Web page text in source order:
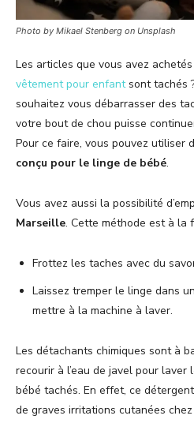
Photo by Mikael Stenberg on Unsplash
Les articles que vous avez
vêtement pour enfant sont tachés
souhaitez vous débarrasser des
votre bout de chou puisse
Pour ce faire, vous pouvez utiliser
conçu pour le linge de bébé.
Vous avez aussi la possibilité
Marseille. Cette méthode est à la
Frottez les taches avec du
Laissez tremper le linge dans
mettre à la machine à laver.
Les détachants chimiques sont à
recourir à l’eau de javel pour laver
bébé tachés. En effet, ce
de graves irritations cutanées